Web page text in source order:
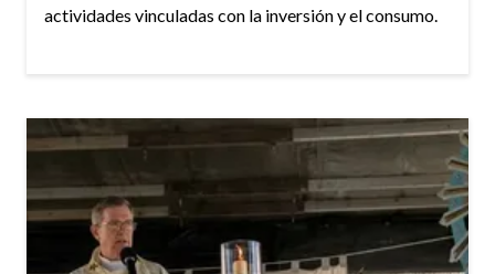
actividades vinculadas con la inversión y el consumo.